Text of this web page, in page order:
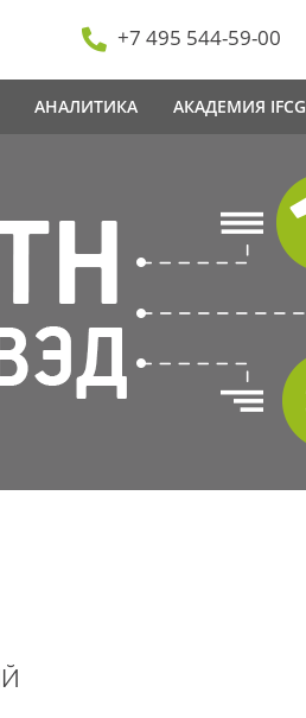
+7 495 544-59-00
АНАЛИТИКА АКАДЕМИЯ IFCG